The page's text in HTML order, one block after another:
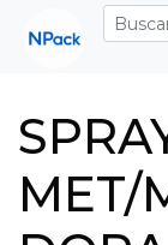
MET/